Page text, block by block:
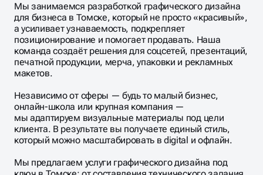
Мы занимаемся разработкой графического дизайна
для бизнеса в Томске, который не просто «красивый»,
а усиливает узнаваемость, подкрепляет
позиционирование и помогает продавать. Наша
команда создаёт решения для соцсетей, презентаций,
печатной продукции, мерча, упаковки и рекламных
макетов.
Независимо от сферы — будь то малый бизнес,
онлайн-школа или крупная компания —
мы адаптируем визуальные материалы под цели
клиента. В результате вы получаете единый стиль,
который можно масштабировать в digital и офлайн.
Мы предлагаем услуги графического дизайна под